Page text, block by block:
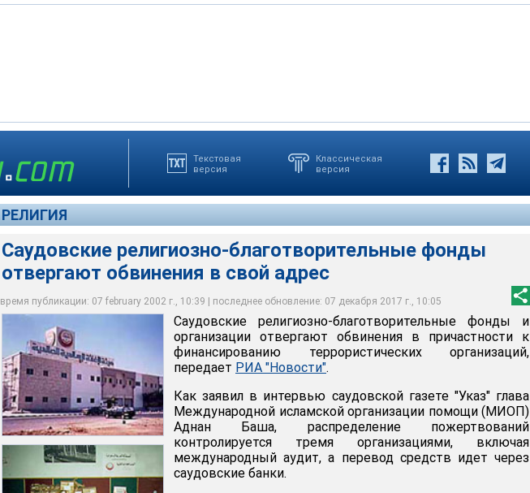
Текстовая
версия
Классическая
версия
РЕЛИГИЯ
Саудовские религиозно-благотворительные фонды
отвергают обвинения в свой адрес
время публикации: 07 february 2002 г., 10:39 | последнее обновление: 07 декабря 2017 г., 10:05
Офис Международной Организации исламской помощи
ArabNet
Медицинская помощь, собранная МИОП
ArabNet
Саудовские религиозно-благотворительные фонды и
организации отвергают обвинения в причастности к
финансированию террористических организаций,
передает РИА "Новости".
Как заявил в интервью саудовской газете "Указ" глава
Международной исламской организации помощи (МИОП)
Аднан Баша, распределение пожертвований
контролируется тремя организациями, включая
международный аудит, а перевод средств идет через
саудовские банки.